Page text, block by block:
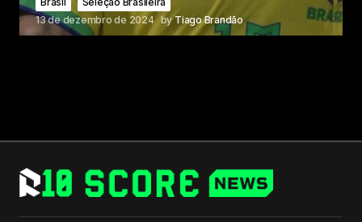
13 de dezembro de 2024 byTiago Brandão